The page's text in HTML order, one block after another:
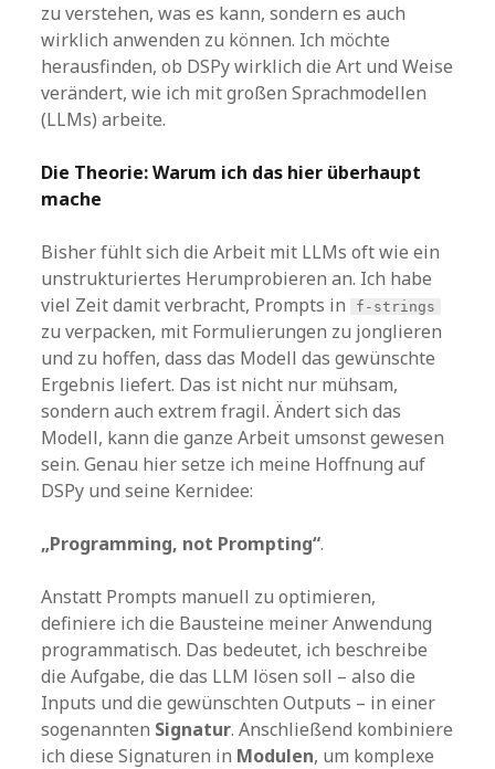
zu verstehen, was es kann, sondern es auch
wirklich anwenden zu können. Ich möchte
herausfinden, ob DSPy wirklich die Art und Weise
verändert, wie ich mit großen Sprachmodellen
(LLMs) arbeite.
Die Theorie: Warum ich das hier überhaupt
mache
Bisher fühlt sich die Arbeit mit LLMs oft wie ein
unstrukturiertes Herumprobieren an. Ich habe
viel Zeit damit verbracht, Prompts in
f-strings
zu verpacken, mit Formulierungen zu jonglieren
und zu hoffen, dass das Modell das gewünschte
Ergebnis liefert. Das ist nicht nur mühsam,
sondern auch extrem fragil. Ändert sich das
Modell, kann die ganze Arbeit umsonst gewesen
sein. Genau hier setze ich meine Hoffnung auf
DSPy und seine Kernidee:
„Programming, not Prompting“.
Anstatt Prompts manuell zu optimieren,
definiere ich die Bausteine meiner Anwendung
programmatisch. Das bedeutet, ich beschreibe
die Aufgabe, die das LLM lösen soll – also die
Inputs und die gewünschten Outputs – in einer
sogenannten Signatur. Anschließend kombiniere
ich diese Signaturen in Modulen, um komplexe